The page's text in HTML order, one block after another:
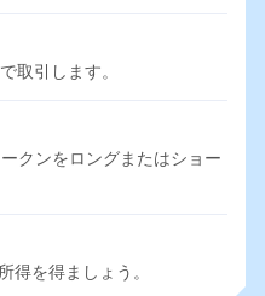
取引します。
クンをロングまたはショー
得を得ましょう。